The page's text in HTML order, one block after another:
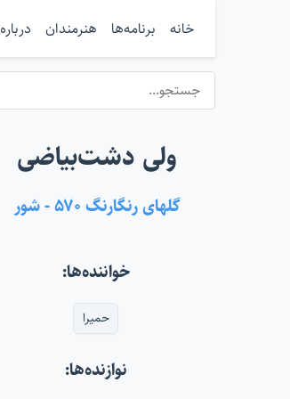
خانه برنامه‌ها هنرمندان درباره
ولی دشت‌بیاضی
گلهای رنگارنگ ۵۷۰ - شور
خواننده‌ها:
حمیرا
نوازنده‌ها: